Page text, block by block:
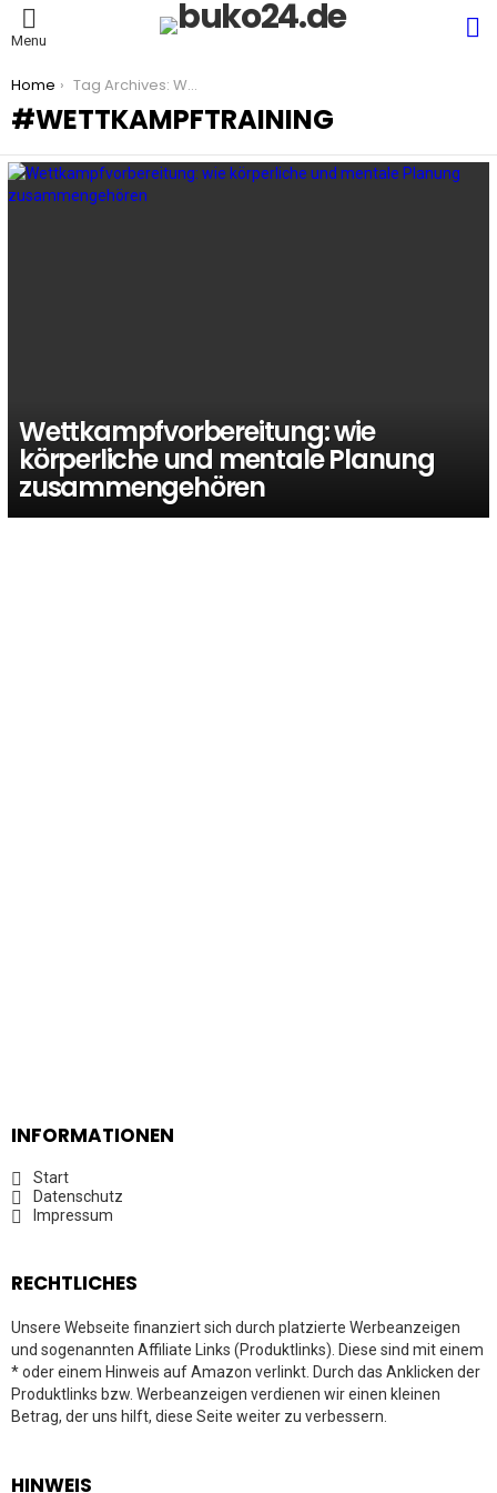
Menu
You are here:
Home Tag Archives: Wettkampftraining
WETTKAMPFTRAINING
LATEST
Wettkampfvorbereitung: wie
körperliche und mentale Planung
zusammengehören
INFORMATIONEN
Start
Datenschutz
Impressum
RECHTLICHES
Unsere Webseite finanziert sich durch platzierte Werbeanzeigen
und sogenannten Affiliate Links (Produktlinks). Diese sind mit einem
* oder einem Hinweis auf Amazon verlinkt. Durch das Anklicken der
Produktlinks bzw. Werbeanzeigen verdienen wir einen kleinen
Betrag, der uns hilft, diese Seite weiter zu verbessern.
HINWEIS